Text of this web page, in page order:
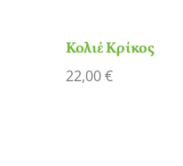
Κολιέ Κρίκος
22,00€